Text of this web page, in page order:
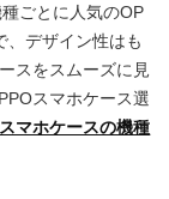
ごとに人気のOP
、デザイン性はも
スをスムーズに見
スマホケース選
マホケースの機種